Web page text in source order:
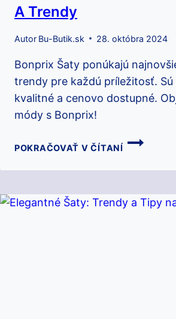
A Trendy
Autor Bu-Butik.sk 28. októbra 2024
Bonprix Šaty ponúkajú
trendy pre každú príležitosť. Sú
kvalitné a cenovo dostupné.
módy s Bonprix!
POKRAČOVAŤ V ČÍTANÍ
BONPRIX
ŠATY:
A
TRENDY